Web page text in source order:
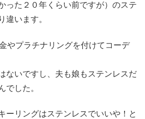
った２０年くらい前ですが）のステ
違います。
やプラチナリングを付けてコーデ
ないですし、夫も娘もステンレスだ
でした。
ーリングはステンレスでいいや！と